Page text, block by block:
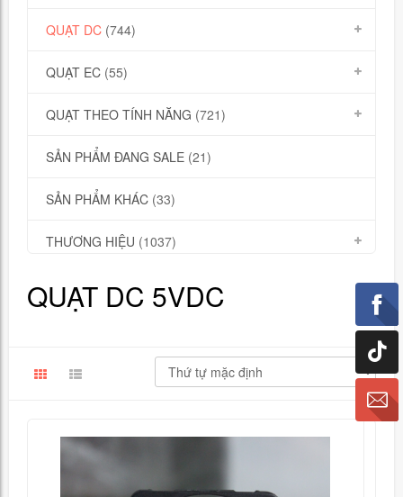
QUẠT DC (744)
QUẠT EC (55)
QUẠT THEO TÍNH NĂNG (721)
SẢN PHẨM ĐANG SALE (21)
SẢN PHẨM KHÁC (33)
THƯƠNG HIỆU (1037)
QUẠT DC 5VDC